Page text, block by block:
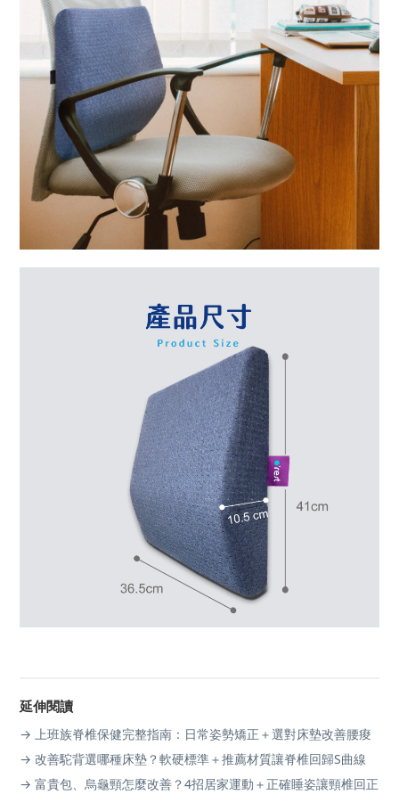
延伸閱讀
→ 上班族脊椎保健完整指南：日常姿勢矯正＋選對床墊改善腰痠
→ 改善駝背選哪種床墊？軟硬標準＋推薦材質讓脊椎回歸S曲線
→ 富貴包、烏龜頸怎麼改善？4招居家運動＋正確睡姿讓頸椎回正